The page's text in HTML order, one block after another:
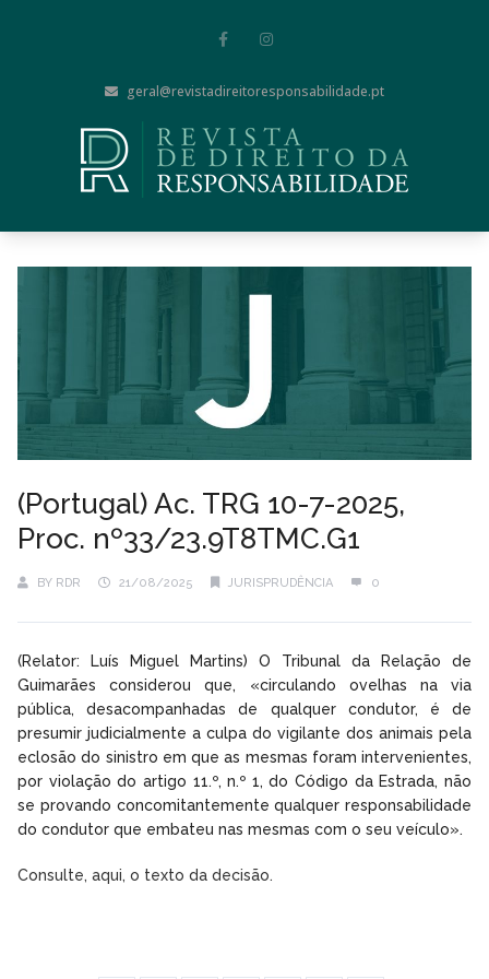
geral@revistadireitoresponsabilidade.pt
(Portugal) Ac. TRG 10-7-2025,
Proc. nº33/23.9T8TMC.G1
BY RDR 21/08/2025 JURISPRUDÊNCIA 0
(Relator: Luís Miguel Martins) O Tribunal da Relação de
Guimarães considerou que, «circulando ovelhas na via
pública, desacompanhadas de qualquer condutor, é de
presumir judicialmente a culpa do vigilante dos animais pela
eclosão do sinistro em que as mesmas foram intervenientes,
por violação do artigo 11.º, n.º 1, do Código da Estrada, não
se provando concomitantemente qualquer responsabilidade
do condutor que embateu nas mesmas com o seu veículo».
Consulte, aqui, o texto da decisão.